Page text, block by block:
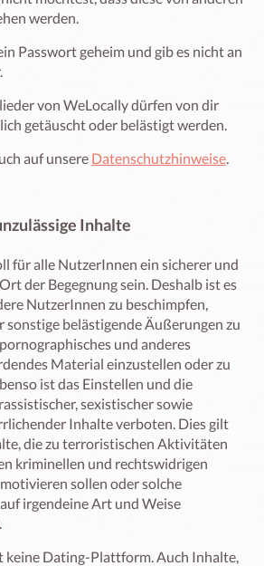
werden.
Passwort geheim und gib es nicht an
von WeLocally dürfen von dir
getäuscht oder belästigt werden.
auf unsere Datenschutzhinweise.
Inhalte
für alle NutzerInnen ein sicherer und
der Begegnung sein. Deshalb ist es
NutzerInnen zu beschimpfen,
sonstige belästigende Äußerungen zu
und anderes
Material einzustellen oder zu
ist das Einstellen und die
sexistischer sowie
Inhalte verboten. Dies gilt
die zu terroristischen Aktivitäten
kriminellen und rechtswidrigen
sollen oder solche
irgendeine Art und Weise
keine Dating-Plattform. Auch Inhalte,